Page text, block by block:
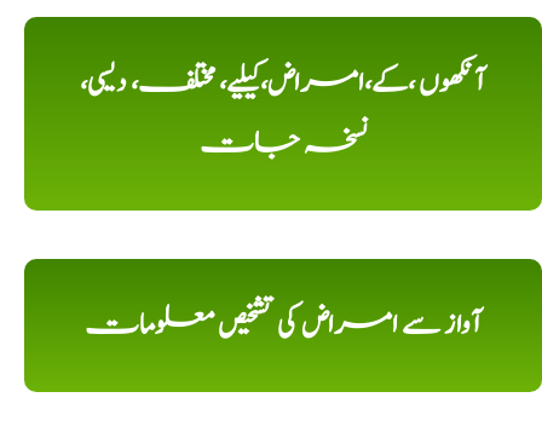
آنکھوں ،کے،امراض،کیلیے، مختلف، دیسی،
نسخہ جات
آواز سے امراض کی تشخیص معلومات